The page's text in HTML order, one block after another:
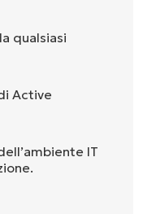
qualsiasi
Active
IT